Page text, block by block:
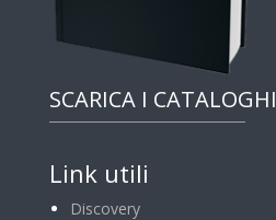
SCARICA I CATALOGHI
Link utili
Discovery